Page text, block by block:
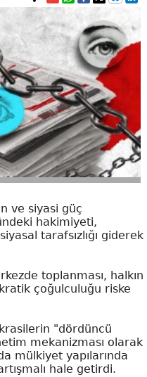
ve siyasi güç
hakimiyeti,
tarafsızlığı giderek
toplanması, halkın
çoğulculuğu riske
"dördüncü
mekanizması olarak
mülkiyet yapılarında
hale getirdi.